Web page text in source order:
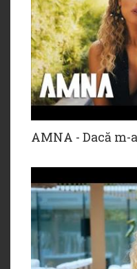
AMNA - Dacă